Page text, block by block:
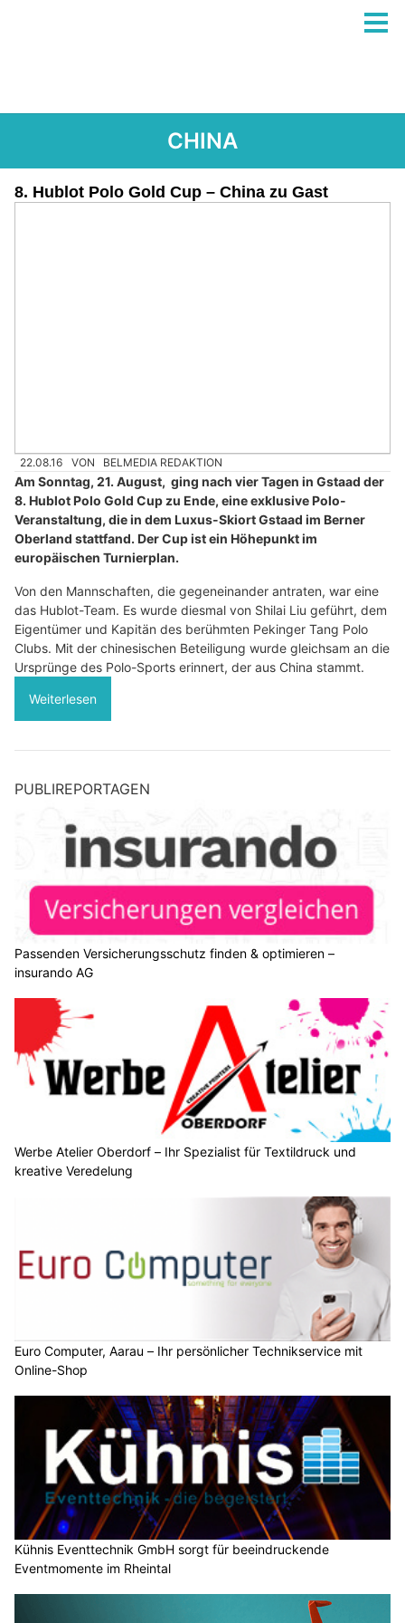
CHINA
8. Hublot Polo Gold Cup – China zu Gast
22.08.16 VON BELMEDIA REDAKTION
Am Sonntag, 21. August, ging nach vier Tagen in Gstaad der
8. Hublot Polo Gold Cup zu Ende, eine exklusive Polo-
Veranstaltung, die in dem Luxus-Skiort Gstaad im Berner
Oberland stattfand. Der Cup ist ein Höhepunkt im
europäischen Turnierplan.
Von den Mannschaften, die gegeneinander antraten, war eine
das Hublot-Team. Es wurde diesmal von Shilai Liu geführt, dem
Eigentümer und Kapitän des berühmten Pekinger Tang Polo
Clubs. Mit der chinesischen Beteiligung wurde gleichsam an die
Ursprünge des Polo-Sports erinnert, der aus China stammt.
Weiterlesen
PUBLIREPORTAGEN
Passenden Versicherungsschutz finden & optimieren –
insurando AG
Werbe Atelier Oberdorf – Ihr Spezialist für Textildruck und
kreative Veredelung
Euro Computer, Aarau – Ihr persönlicher Technikservice mit
Online-Shop
Kühnis Eventtechnik GmbH sorgt für beeindruckende
Eventmomente im Rheintal